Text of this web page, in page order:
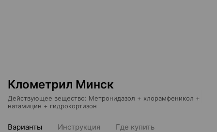
Клометрил Минск
Действующее вещество: Метронидазол + хлорамфеникол +
натамицин + гидрокортизон
Варианты Инструкция Где купить